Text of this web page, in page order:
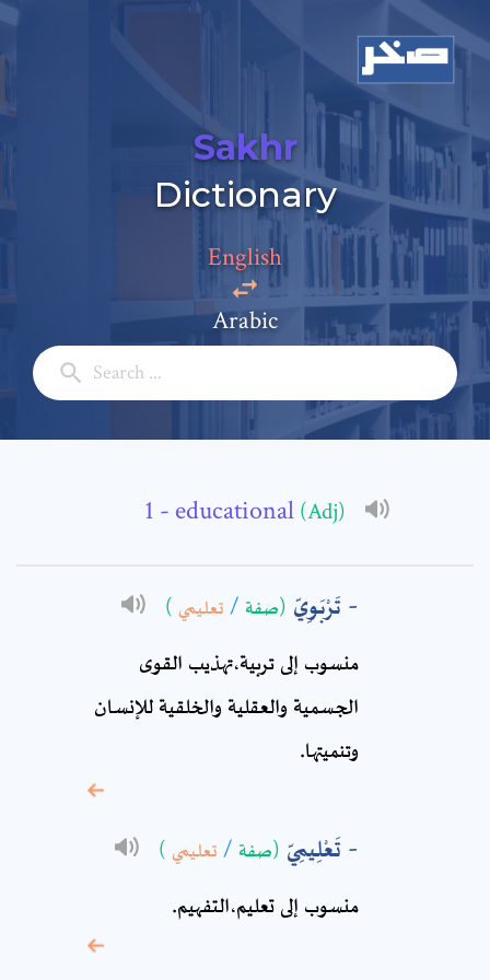
Sakhr
Dictionary
English
Arabic
- educational (Adj)
تَرْبَوِيّ (صفة / تعليمي )
منسوب إلى تربية،تهذيب القوى
الجسمية والعقلية والخلقية للإنسان
وتنميتها.
تَعْلِيمِيّ (صفة / تعليمي )
منسوب إلى تعليم‏،التفهيم.
Add a comment
Email: *
Full Name: *
Subject: *
Comment: *
* sign, it means are
required fields